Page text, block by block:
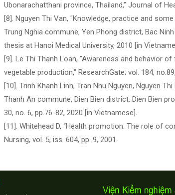
Ubonarachatthani province, Thailand,” Journal of
[8]. Nguyen Thi Van, "Knowledge, practice and
Trung Nghia commune, Yen Phong district, Bac
thesis at Hanoi Medical University, 2010 [in
[9]. Le Thi Thanh Loan, "Awareness and behavior
vegetable production," ResearchGate; vol. 184,
[10]. Trinh Khanh Linh, Tran Nhu Nguyen, Nguyen
Thanh An commune, Dien Bien district, Dien Bien
30, no. 6, pp.76-82, 2020 [in Vietnamese].
[11]. Whitehead D, “Health promotion: The role of
Nursing, vol. 5, iss. 604, pp. 9, 2001.